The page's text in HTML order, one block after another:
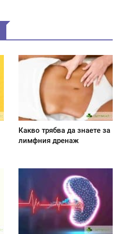
Какво трябва да знаете за
лимфния дренаж